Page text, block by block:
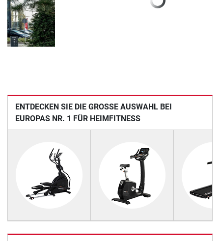
Previous
ENTDECKEN SIE DIE GROSSE AUSWAHL BEI E
UROPAS NR. 1 FÜR HEIMFITNESS